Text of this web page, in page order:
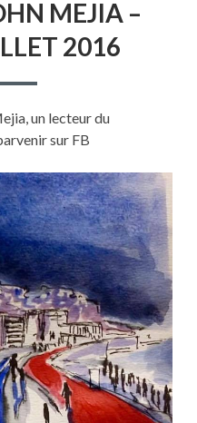
DE
JOHN
MEJIA
–
2016
MEJIA –
2016
un lecteur du
sur FB